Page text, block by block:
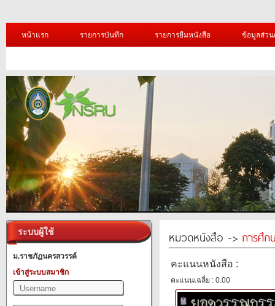
หน้าแรก รายการบันทึก รายการยืมหนังสือ ข้อมูลส่ว
ระบบผู้ใช้
ม.ราชภัฏนครสวรรค์
เข้าสู่ระบบสมาชิก
หมวดหนังสือ -> การศึก
คะแนนหนังสือ :
คะแนนเฉลี่ย : 0.00